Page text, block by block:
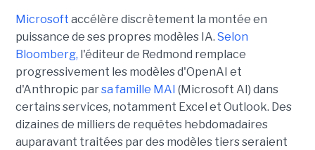
Microsoft accélère discrètement la montée en
puissance de ses propres modèles IA. Selon
Bloomberg, l'éditeur de Redmond remplace
progressivement les modèles d'OpenAI et
d'Anthropic parsa famille MAI (Microsoft AI) dans
certains services, notamment Excel et Outlook. Des
dizaines de milliers de requêtes hebdomadaires
auparavant traitées par des modèles tiers seraient